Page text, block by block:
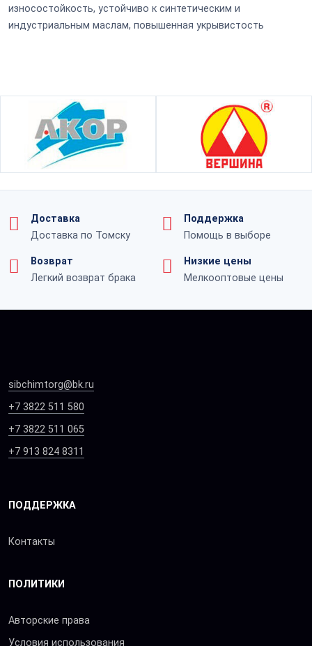
износостойкость, устойчиво к синтетическим и
индустриальным маслам, повышенная укрывистость
Доставка
Доставка по Томску
Поддержка
Помощь в выборе
Возврат
Легкий возврат брака
Низкие цены
Мелкооптовые цены
sibchimtorg@bk.ru
+7 3822 511 580
+7 3822 511 065
+7 913 824 8311
ПОДДЕРЖКА
Контакты
ПОЛИТИКИ
Авторские права
Условия использования